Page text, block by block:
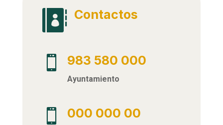
 Contactos
 983 580 000
Ayuntamiento
 000 000 00